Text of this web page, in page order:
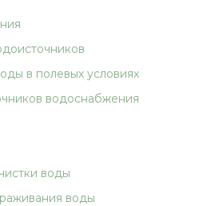
в полевых условиях
водоснабжения
воды
воды